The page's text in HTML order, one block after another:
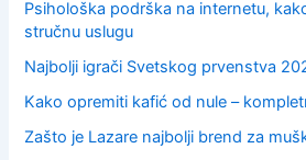
Psihološka podrška na internetu,
stručnu uslugu
Najbolji igrači Svetskog prvenstva
Kako opremiti kafić od nule –
Zašto je Lazare najbolji brend za